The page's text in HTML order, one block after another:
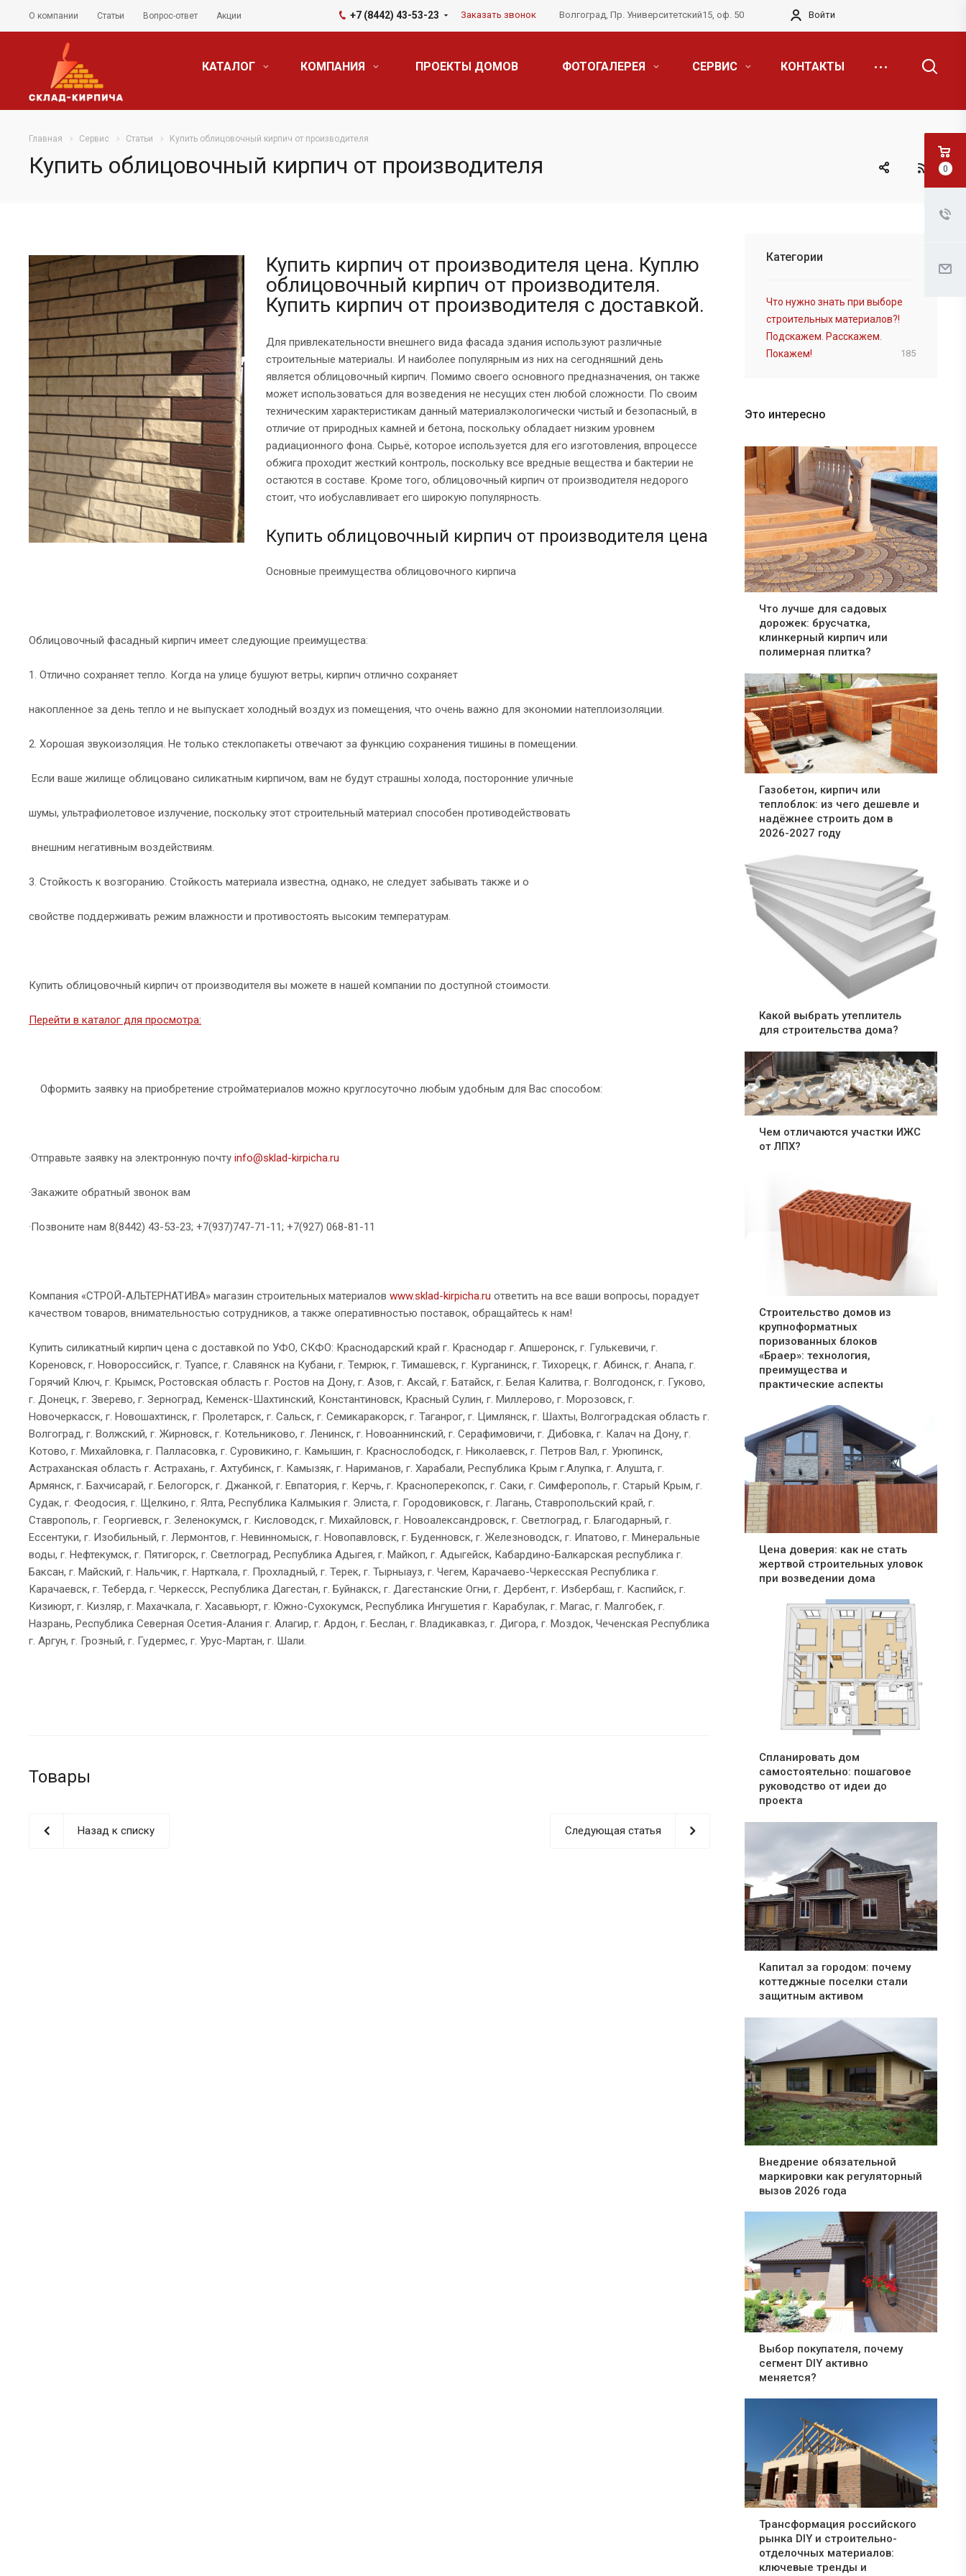
О компании Статьи Вопрос-ответ Акции +7 (8442) 43-53-23 Заказать звонок Волгоград, Пр. Университетский15, оф. 50 Войти
КАТАЛОГ КОМПАНИЯ ПРОЕКТЫ ДОМОВ ФОТОГАЛЕРЕЯ СЕРВИС КОНТАКТЫ
Главная Сервис Статьи Купить облицовочный кирпич от производителя
Купить облицовочный кирпич от производителя
Купить кирпич от производителя цена. Куплю
облицовочный кирпич от производителя.
Купить кирпич от производителя с доставкой.
Для привлекательности внешнего вида фасада здания используют различные
строительные материалы. И наиболее популярным из них на сегодняшний день
является облицовочный кирпич. Помимо своего основного предназначения, он также
может использоваться для возведения не несущих стен любой сложности. По своим
техническим характеристикам данный материалэкологически чистый и безопасный, в
отличие от природных камней и бетона, поскольку обладает низким уровнем
радиационного фона. Сырьё, которое используется для его изготовления, впроцессе
обжига проходит жесткий контроль, поскольку все вредные вещества и бактерии не
остаются в составе. Кроме того, облицовочный кирпич от производителя недорого
стоит, что иобуславливает его широкую популярность.
Купить облицовочный кирпич от производителя цена
Основные преимущества облицовочного кирпича
Облицовочный фасадный кирпич имеет следующие преимущества:
1. Отлично сохраняет тепло. Когда на улице бушуют ветры, кирпич отлично сохраняет
накопленное за день тепло и не выпускает холодный воздух из помещения, что очень важно для экономии натеплоизоляции.
2. Хорошая звукоизоляция. Не только стеклопакеты отвечают за функцию сохранения тишины в помещении.
Если ваше жилище облицовано силикатным кирпичом, вам не будут страшны холода, посторонние уличные
шумы, ультрафиолетовое излучение, поскольку этот строительный материал способен противодействовать
внешним негативным воздействиям.
3. Стойкость к возгоранию. Стойкость материала известна, однако, не следует забывать также и о
свойстве поддерживать режим влажности и противостоять высоким температурам.
Купить облицовочный кирпич от производителя вы можете в нашей компании по доступной стоимости.
Перейти в каталог для просмотра:
Оформить заявку на приобретение стройматериалов можно круглосуточно любым удобным для Вас способом:
·Отправьте заявку на электронную почту info@sklad-kirpicha.ru
·Закажите обратный звонок вам
·Позвоните нам 8(8442) 43-53-23; +7(937)747-71-11; +7(927) 068-81-11
Компания «СТРОЙ-АЛЬТЕРНАТИВА» магазин строительных материалов www.sklad-kirpicha.ru ответить на все ваши вопросы, порадует
качеством товаров, внимательностью сотрудников, а также оперативностью поставок, обращайтесь к нам!
Купить силикатный кирпич цена с доставкой по УФО, СКФО: Краснодарский край г. Краснодар г. Апшеронск, г. Гулькевичи, г.
Кореновск, г. Новороссийск, г. Туапсе, г. Славянск на Кубани, г. Темрюк, г. Тимашевск, г. Курганинск, г. Тихорецк, г. Абинск, г. Анапа, г.
Горячий Ключ, г. Крымск, Ростовская область г. Ростов на Дону, г. Азов, г. Аксай, г. Батайск, г. Белая Калитва, г. Волгодонск, г. Гуково,
г. Донецк, г. Зверево, г. Зерноград, Кеменск-Шахтинский, Константиновск, Красный Сулин, г. Миллерово, г. Морозовск, г.
Новочеркасск, г. Новошахтинск, г. Пролетарск, г. Сальск, г. Семикаракорск, г. Таганрог, г. Цимлянск, г. Шахты, Волгоградская область г.
Волгоград, г. Волжский, г. Жирновск, г. Котельниково, г. Ленинск, г. Новоаннинский, г. Серафимовичи, г. Дибовка, г. Калач на Дону, г.
Котово, г. Михайловка, г. Палласовка, г. Суровикино, г. Камышин, г. Краснослободск, г. Николаевск, г. Петров Вал, г. Урюпинск,
Астраханская область г. Астрахань, г. Ахтубинск, г. Камызяк, г. Нариманов, г. Харабали, Республика Крым г.Алупка, г. Алушта, г.
Армянск, г. Бахчисарай, г. Белогорск, г. Джанкой, г. Евпатория, г. Керчь, г. Красноперекопск, г. Саки, г. Симферополь, г. Старый Крым, г.
Судак, г. Феодосия, г. Щелкино, г. Ялта, Республика Калмыкия г. Элиста, г. Городовиковск, г. Лагань, Ставропольский край, г.
Ставрополь, г. Георгиевск, г. Зеленокумск, г. Кисловодск, г. Михайловск, г. Новоалександровск, г. Светлоград, г. Благодарный, г.
Ессентуки, г. Изобильный, г. Лермонтов, г. Невинномыск, г. Новопавловск, г. Буденновск, г. Железноводск, г. Ипатово, г. Минеральные
воды, г. Нефтекумск, г. Пятигорск, г. Светлоград, Республика Адыгея, г. Майкоп, г. Адыгейск, Кабардино-Балкарская республика г.
Баксан, г. Майский, г. Нальчик, г. Нарткала, г. Прохладный, г. Терек, г. Тырныауз, г. Чегем, Карачаево-Черкесская Республика г.
Карачаевск, г. Теберда, г. Черкесск, Республика Дагестан, г. Буйнакск, г. Дагестанские Огни, г. Дербент, г. Избербаш, г. Каспийск, г.
Кизиюрт, г. Кизляр, г. Махачкала, г. Хасавьюрт, г. Южно-Сухокумск, Республика Ингушетия г. Карабулак, г. Магас, г. Малгобек, г.
Назрань, Республика Северная Осетия-Алания г. Алагир, г. Ардон, г. Беслан, г. Владикавказ, г. Дигора, г. Моздок, Чеченская Республика
г. Аргун, г. Грозный, г. Гудермес, г. Урус-Мартан, г. Шали.
Товары
Назад к списку Следующая статья
Категории
Что нужно знать при выборе
строительных материалов?!
Подскажем. Расскажем.
Покажем!
185
Это интересно
Что лучше для садовых
дорожек: брусчатка,
клинкерный кирпич или
полимерная плитка?
Газобетон, кирпич или
теплоблок: из чего дешевле и
надёжнее строить дом в
2026-2027 году
Какой выбрать утеплитель
для строительства дома?
Чем отличаются участки ИЖС
от ЛПХ?
Строительство домов из
крупноформатных
поризованных блоков
«Браер»: технология,
преимущества и
практические аспекты
Цена доверия: как не стать
жертвой строительных уловок
при возведении дома
Спланировать дом
самостоятельно: пошаговое
руководство от идеи до
проекта
Капитал за городом: почему
коттеджные поселки стали
защитным активом
Внедрение обязательной
маркировки как регуляторный
вызов 2026 года
Выбор покупателя, почему
сегмент DIY активно
меняется?
Трансформация российского
рынка DIY и строительно-
отделочных материалов:
ключевые тренды и
0